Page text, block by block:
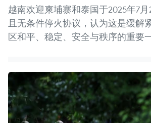
越南欢迎柬埔寨和泰国于2025年7
且无条件停火协议，认为这是缓解
区和平、稳定、安全与秩序的重要一